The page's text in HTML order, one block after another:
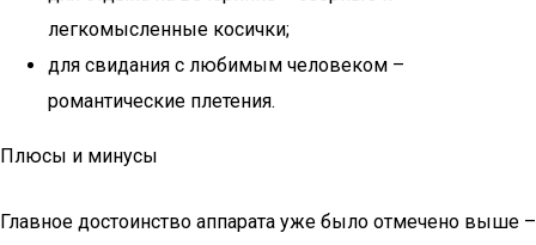
легкомысленные косички;
для свидания с любимым человеком –
романтические плетения.
Плюсы и минусы
Главное достоинство аппарата уже было отмечено выше –